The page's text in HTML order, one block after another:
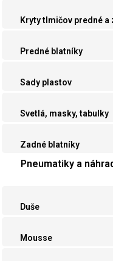
Kryty tlmičov predné a
Predné blatníky
Sady plastov
Svetlá, masky, tabulky
Zadné blatníky
Pneumatiky a
Duše
Mousse